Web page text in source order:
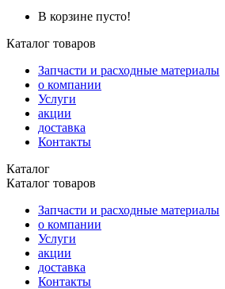
В корзине пусто!
Каталог товаров
Запчасти и расходные материалы
о компании
Услуги
акции
доставка
Контакты
Каталог
Каталог товаров
Запчасти и расходные материалы
о компании
Услуги
акции
доставка
Контакты